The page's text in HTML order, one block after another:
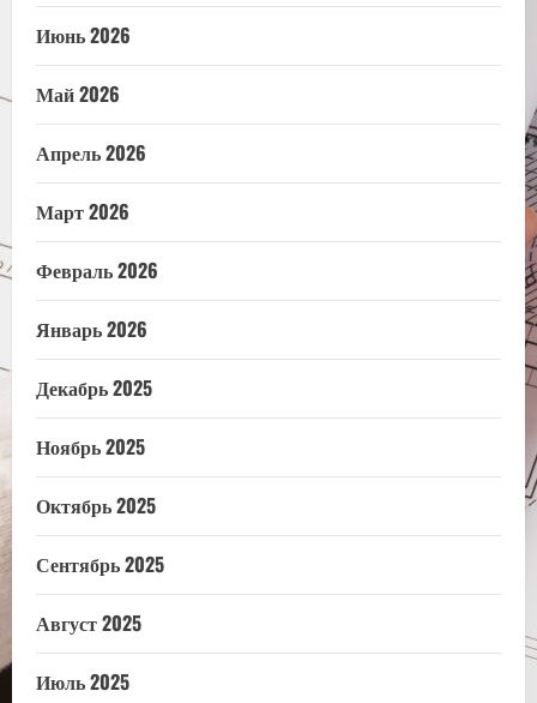
Июнь 2026
Май 2026
Апрель 2026
Март 2026
Февраль 2026
Январь 2026
Декабрь 2025
Ноябрь 2025
Октябрь 2025
Сентябрь 2025
Август 2025
Июль 2025